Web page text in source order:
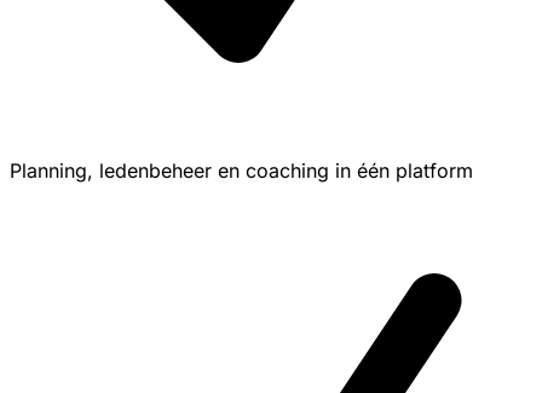
Planning, ledenbeheer en coaching in één platform